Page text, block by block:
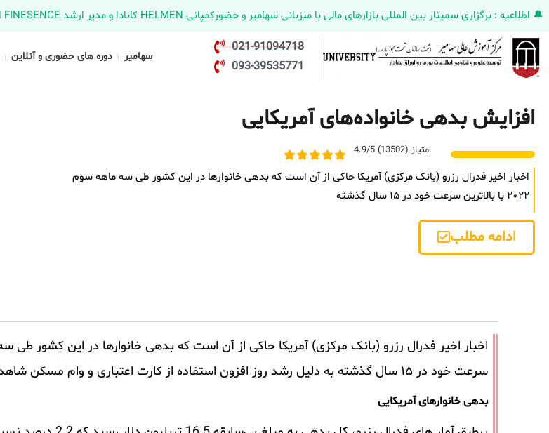
🔔 اطلاعیه : برگزاری سمینار بین المللی بازارهای مالی با میزبانی سهامیر و حضورکمپانی HELMEN کانادا و مدیر ارشد FINESENCE اتریش
021-91094718
093-39535771
سهامیر دوره های حضوری و آنلاین
افزایش بدهی خانواده‌های آمریکایی
امتیاز (13502) 4.9/5
اخبار اخیر فدرال رزرو (بانک مرکزی) آمریکا حاکی از آن است که بدهی خانوارها در این کشور طی سه ماهه سوم
۲۰۲۲ با بالاترین سرعت خود در ۱۵ سال گذشته
ادامه مطلب
سرعت خود در ۱۵ سال گذشته به دلیل رشد روز افزون استفاده از کارت اعتباری و وام مسکن شاهد رشد بی سابقه ای بود.
بدهی خانوارهای آمریکایی